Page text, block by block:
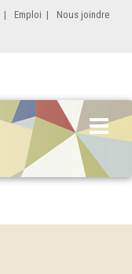
| Emploi | Nous joindre